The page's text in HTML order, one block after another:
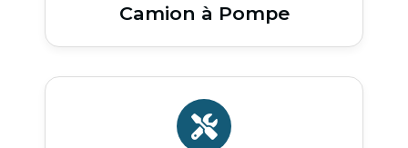
Camion à Pompe